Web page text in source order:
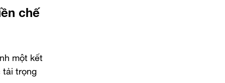
chế
một kết
trọng